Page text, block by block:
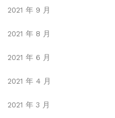
2021 年 9 月
2021 年 8 月
2021 年 6 月
2021 年 4 月
2021 年 3 月